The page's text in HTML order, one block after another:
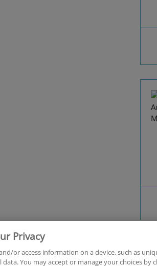
Privacy
or access information on a device, such as
You may accept or manage your choices by